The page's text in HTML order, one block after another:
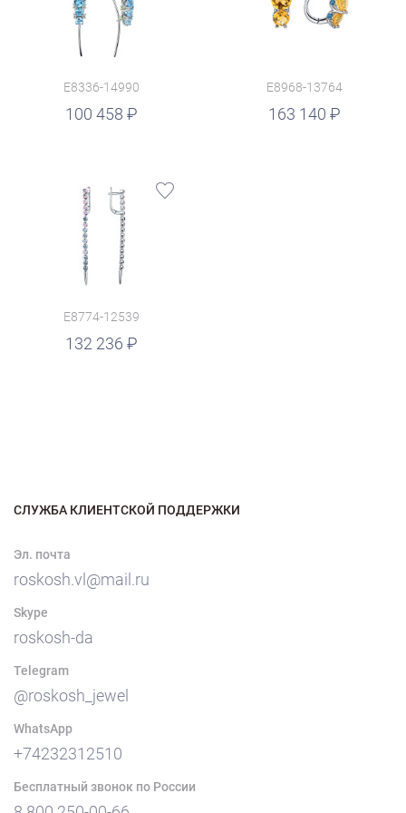
E8336-14990
100 458
E8968-13764
163 140
руб.
E8774-12539
132 236
СЛУЖБА КЛИЕНТСКОЙ ПОДДЕРЖКИ
Эл. почта
roskosh.vl@mail.ru
Skype
roskosh-da
Telegram
@roskosh_jewel
WhatsApp
+74232312510
Бесплатный звонок по России